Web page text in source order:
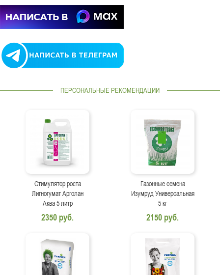
ПЕРСОНАЛЬНЫЕ РЕКОМЕНДАЦИИ
Стимулятор роста
Лигногумат Арголан
Аква 5 литр
2350 руб.
Газонные семена
Изумруд Универсальная
5 кг
2150 руб.